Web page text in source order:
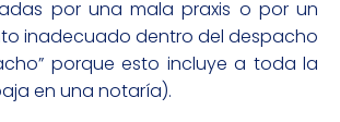
por una mala praxis o por un
inadecuado dentro del despacho
porque esto incluye a toda la
en una notaría).